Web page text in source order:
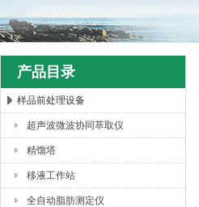
杭州川一实验仪器有限公司
产品目录
样品前处理设备
超声波微波协同萃取仪
精馏塔
移液工作站
全自动脂肪测定仪